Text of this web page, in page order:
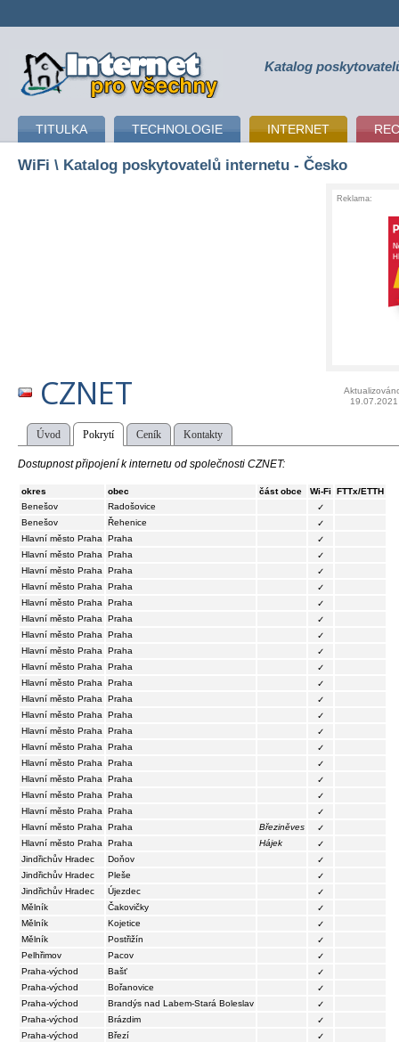
připojení k internetu Katalog
TITULKA TECHNOLOGIE INTERNET
WiFi \ Katalog poskytovatelů internetu - Česko
Reklama:
CZNET
19.07.2021
Úvod Pokrytí Ceník Kontakty
Dostupnost připojení k internetu od společnosti CZNET:
okres obec část obce Wi-Fi
FTTx/ETTH
Benešov
Radošovice
✓
Benešov
Řehenice
✓
Hlavní město Praha
Praha
✓
Hlavní město Praha
Praha
✓
Hlavní město Praha
Praha
✓
Hlavní město Praha
Praha
✓
Hlavní město Praha
Praha
✓
Hlavní město Praha
Praha
✓
Hlavní město Praha
Praha
✓
Hlavní město Praha
Praha
✓
Hlavní město Praha
Praha
✓
Hlavní město Praha
Praha
✓
Hlavní město Praha
Praha
✓
Hlavní město Praha
Praha
✓
Hlavní město Praha
Praha
✓
Hlavní město Praha
Praha
✓
Hlavní město Praha
Praha
✓
Hlavní město Praha
Praha
✓
Hlavní město Praha
Praha
✓
Hlavní město Praha
Praha
✓
Hlavní město Praha
Praha Březiněves
✓
Hlavní město Praha
Praha Hájek
✓
Jindřichův Hradec
Doňov
✓
Jindřichův Hradec
Pleše
✓
Jindřichův Hradec
Újezdec
✓
Mělník
Čakovičky
✓
Mělník
Kojetice
✓
Mělník
Postřižín
✓
Pelhřimov
Pacov
✓
Praha-východ
Bašť
✓
Praha-východ
Bořanovice
✓
Praha-východ
Brandýs nad Labem-Stará Boleslav
✓
Praha-východ
Brázdim
✓
Praha-východ
Březí
✓